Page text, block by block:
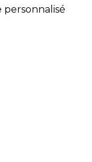
personnalisé